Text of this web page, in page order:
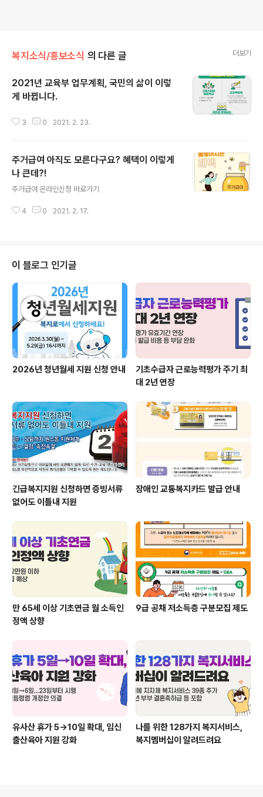
복지소식/홍보소식 의 다른 글 더보기
2021년 교육부 업무계획, 국민의 삶이 이렇
게 바뀝니다.
3 0 2021. 2. 23.
주거급여 아직도 모른다구요? 혜택이 이렇게
나 큰데?!
주거급여 온라인신청 바로가기
4 0 2021. 2. 17.
이 블로그 인기글
2026년 청년월세 지원 신청 안내
기초수급자 근로능력평가 주기 최
대 2년 연장
긴급복지지원 신청하면 증빙서류
없어도 이틀내 지원
장애인 교통복지카드 발급 안내
만 65세 이상 기초연금 월 소득인
정액 상향
9급 공채 저소득층 구분모집 제도
유사산 휴가 5→10일 확대, 임신
출산육아 지원 강화
나를 위한 128가지 복지서비스,
복지멤버십이 알려드려요